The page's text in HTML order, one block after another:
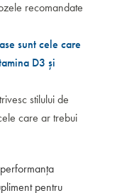
recomandate
sunt cele care
D3 și
stilului de
care ar trebui
pentru